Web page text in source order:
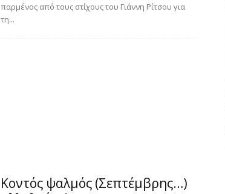
παρμένος από τους στίχους του Γιάννη Ρίτσου για
τη...
Κοντός ψαλμός (Σεπτέμβρης…)